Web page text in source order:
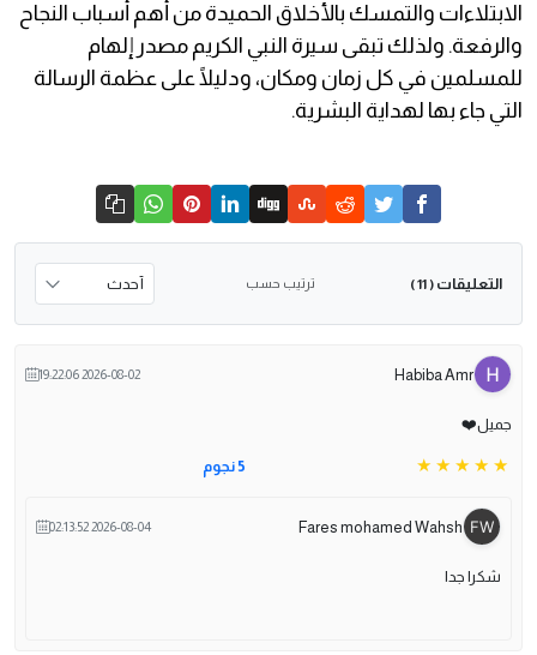
الابتلاءات والتمسك بالأخلاق الحميدة من أهم أسباب النجاح
والرفعة. ولذلك تبقى سيرة النبي الكريم مصدر إلهام
للمسلمين في كل زمان ومكان، ودليلًا على عظمة الرسالة
التي جاء بها لهداية البشرية.
التعليقات ( 11 ) ترتيب حسب
Habiba Amr
2026-08-02 19:22:06
جميل❤️
5 نجوم
Fares mohamed Wahsh
2026-08-04 02:13:52
شكرا جدا